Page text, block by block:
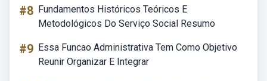
#8 Fundamentos Históricos Teóricos E
Metodológicos Do Serviço Social Resumo
#9 Essa Funcao Administrativa Tem Como Objetivo
Reunir Organizar E Integrar